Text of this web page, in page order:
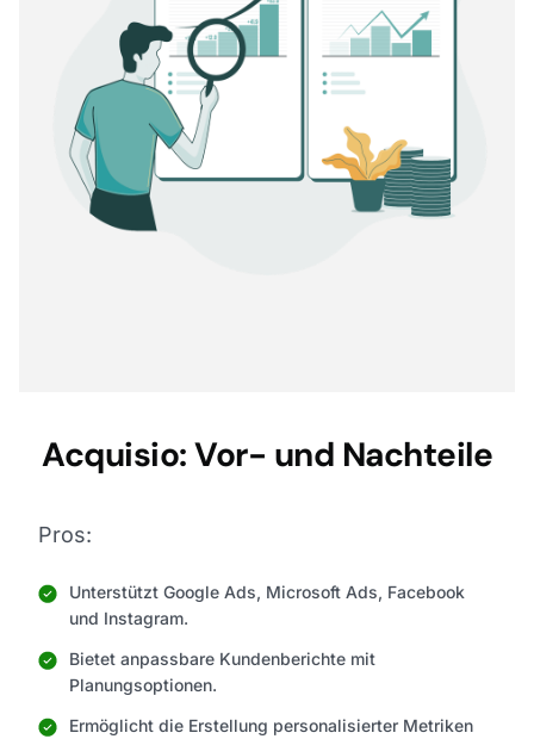
Acquisio: Vor- und Nachteile
Pros:
Unterstützt Google Ads, Microsoft Ads, Facebook
und Instagram.
Bietet anpassbare Kundenberichte mit
Planungsoptionen.
Ermöglicht die Erstellung personalisierter Metriken